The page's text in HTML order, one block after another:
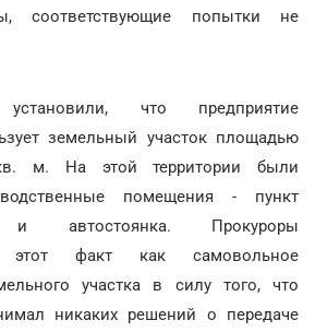
соответствующие попытки не
установили, что предприятие
земельный участок площадью
м. На этой территории были
помещения - пункт
автостоянка. Прокуроры
этот факт как самовольное
участка в силу того, что
никаких решений о передаче